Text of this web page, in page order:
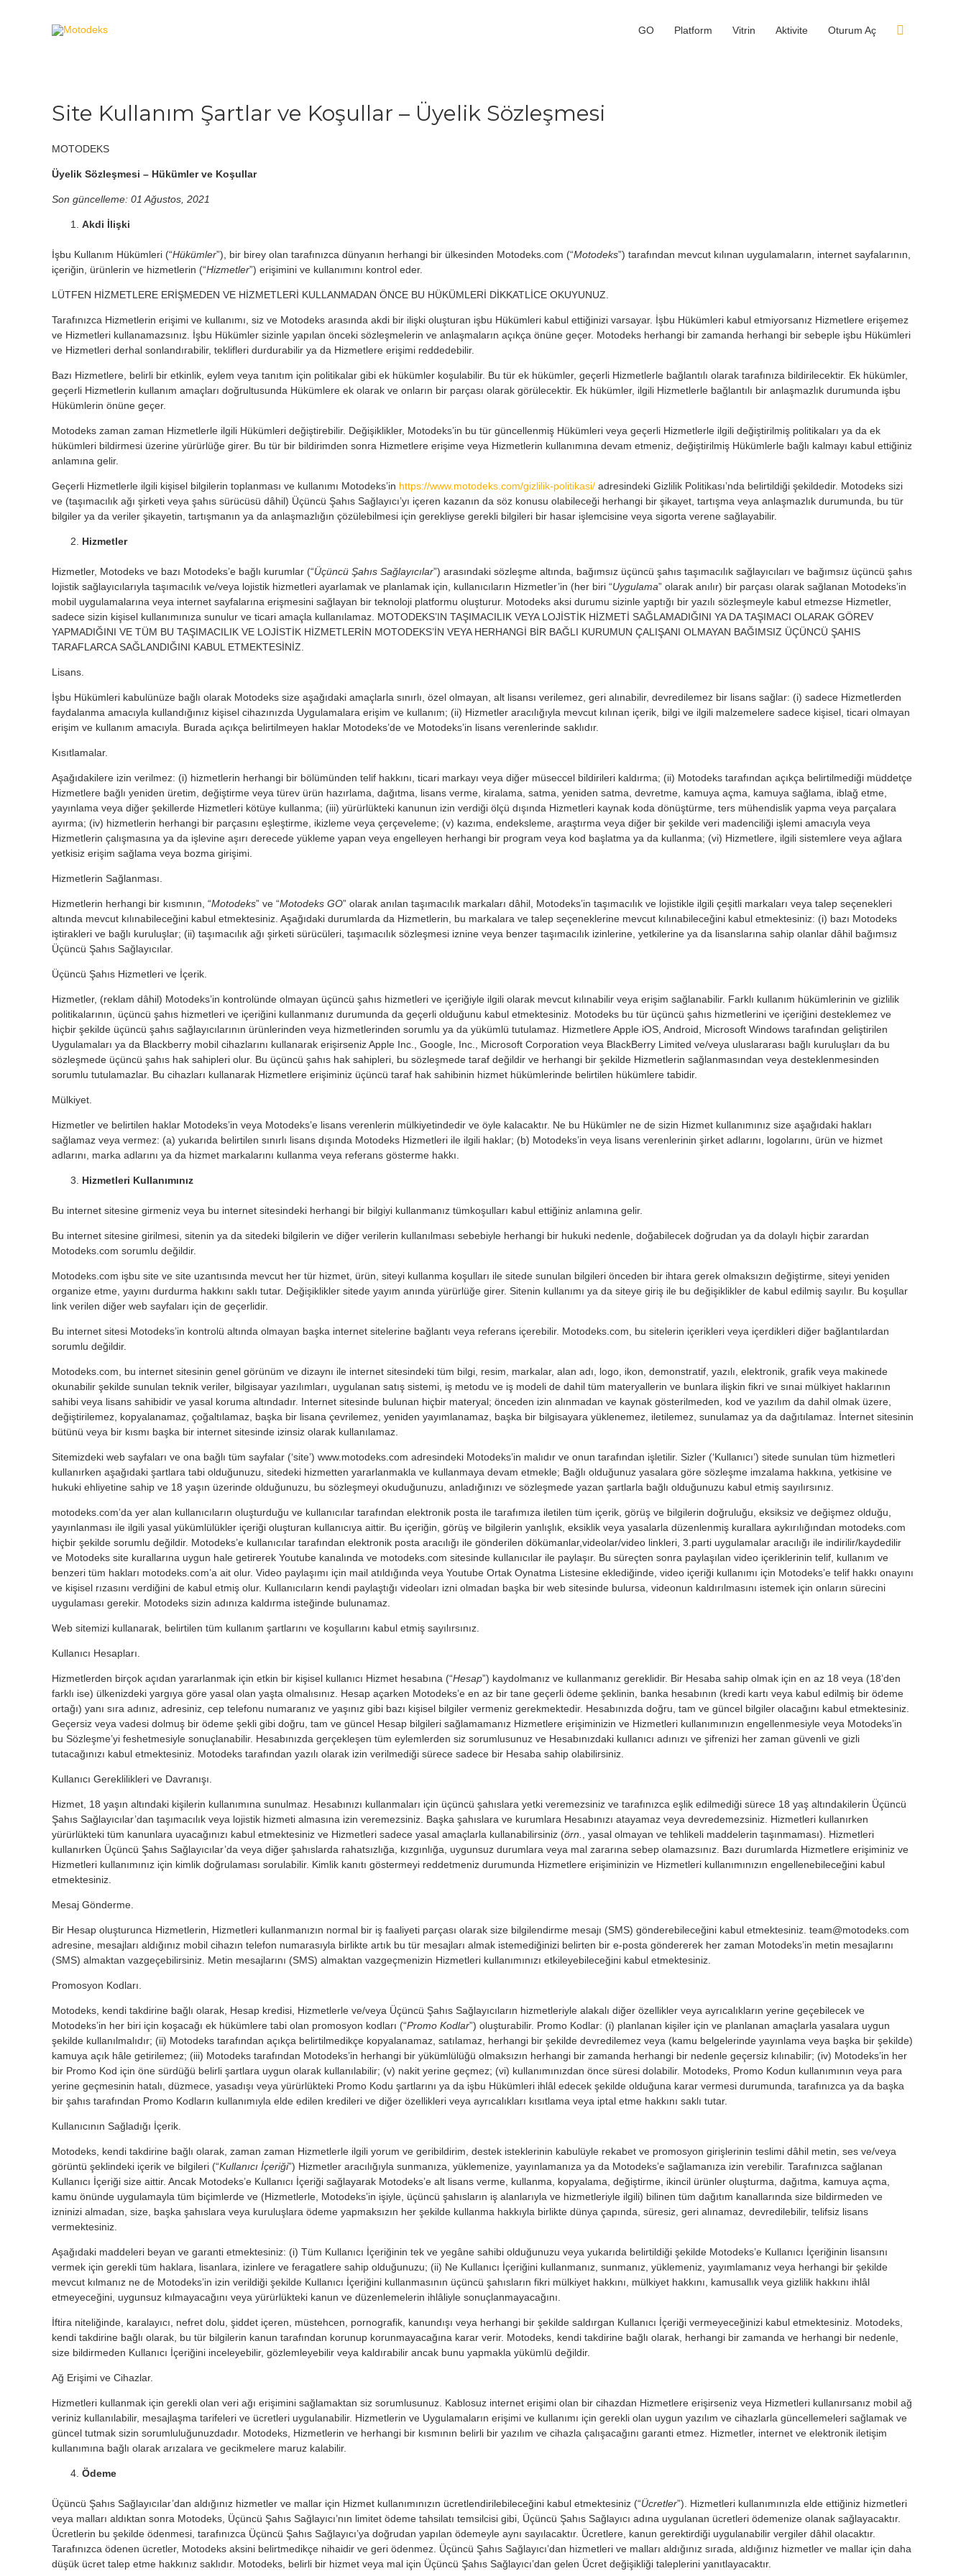
GO Platform Vitrin Aktivite Oturum Aç
Site Kullanım Şartlar ve Koşullar – Üyelik Sözleşmesi
MOTODEKS
Üyelik Sözleşmesi – Hükümler ve Koşullar
Son güncelleme: 01 Ağustos, 2021
Akdi İlişki
İşbu Kullanım Hükümleri (“Hükümler”), bir birey olan tarafınızca dünyanın herhangi bir ülkesinden Motodeks.com (“Motodeks”) tarafından mevcut kılınan uygulamaların, internet sayfalarının,
içeriğin, ürünlerin ve hizmetlerin (“Hizmetler”) erişimini ve kullanımını kontrol eder.
LÜTFEN HİZMETLERE ERİŞMEDEN VE HİZMETLERİ KULLANMADAN ÖNCE BU HÜKÜMLERİ DİKKATLİCE OKUYUNUZ.
Tarafınızca Hizmetlerin erişimi ve kullanımı, siz ve Motodeks arasında akdi bir ilişki oluşturan işbu Hükümleri kabul ettiğinizi varsayar. İşbu Hükümleri kabul etmiyorsanız Hizmetlere erişemez
ve Hizmetleri kullanamazsınız. İşbu Hükümler sizinle yapılan önceki sözleşmelerin ve anlaşmaların açıkça önüne geçer. Motodeks herhangi bir zamanda herhangi bir sebeple işbu Hükümleri
ve Hizmetleri derhal sonlandırabilir, teklifleri durdurabilir ya da Hizmetlere erişimi reddedebilir.
Bazı Hizmetlere, belirli bir etkinlik, eylem veya tanıtım için politikalar gibi ek hükümler koşulabilir. Bu tür ek hükümler, geçerli Hizmetlerle bağlantılı olarak tarafınıza bildirilecektir. Ek hükümler,
geçerli Hizmetlerin kullanım amaçları doğrultusunda Hükümlere ek olarak ve onların bir parçası olarak görülecektir. Ek hükümler, ilgili Hizmetlerle bağlantılı bir anlaşmazlık durumunda işbu
Hükümlerin önüne geçer.
Motodeks zaman zaman Hizmetlerle ilgili Hükümleri değiştirebilir. Değişiklikler, Motodeks’in bu tür güncellenmiş Hükümleri veya geçerli Hizmetlerle ilgili değiştirilmiş politikaları ya da ek
hükümleri bildirmesi üzerine yürürlüğe girer. Bu tür bir bildirimden sonra Hizmetlere erişime veya Hizmetlerin kullanımına devam etmeniz, değiştirilmiş Hükümlerle bağlı kalmayı kabul ettiğiniz
anlamına gelir.
Geçerli Hizmetlerle ilgili kişisel bilgilerin toplanması ve kullanımı Motodeks’in https://www.motodeks.com/gizlilik-politikasi/ adresindeki Gizlilik Politikası’nda belirtildiği şekildedir. Motodeks sizi
ve (taşımacılık ağı şirketi veya şahıs sürücüsü dâhil) Üçüncü Şahıs Sağlayıcı’yı içeren kazanın da söz konusu olabileceği herhangi bir şikayet, tartışma veya anlaşmazlık durumunda, bu tür
bilgiler ya da veriler şikayetin, tartışmanın ya da anlaşmazlığın çözülebilmesi için gerekliyse gerekli bilgileri bir hasar işlemcisine veya sigorta verene sağlayabilir.
Hizmetler
Hizmetler, Motodeks ve bazı Motodeks’e bağlı kurumlar (“Üçüncü Şahıs Sağlayıcılar”) arasındaki sözleşme altında, bağımsız üçüncü şahıs taşımacılık sağlayıcıları ve bağımsız üçüncü şahıs
lojistik sağlayıcılarıyla taşımacılık ve/veya lojistik hizmetleri ayarlamak ve planlamak için, kullanıcıların Hizmetler’in (her biri “Uygulama” olarak anılır) bir parçası olarak sağlanan Motodeks’in
mobil uygulamalarına veya internet sayfalarına erişmesini sağlayan bir teknoloji platformu oluşturur. Motodeks aksi durumu sizinle yaptığı bir yazılı sözleşmeyle kabul etmezse Hizmetler,
sadece sizin kişisel kullanımınıza sunulur ve ticari amaçla kullanılamaz. MOTODEKS’IN TAŞIMACILIK VEYA LOJİSTİK HİZMETİ SAĞLAMADIĞINI YA DA TAŞIMACI OLARAK GÖREV
YAPMADIĞINI VE TÜM BU TAŞIMACILIK VE LOJİSTİK HİZMETLERİN MOTODEKS’İN VEYA HERHANGİ BİR BAĞLI KURUMUN ÇALIŞANI OLMAYAN BAĞIMSIZ ÜÇÜNCÜ ŞAHIS
TARAFLARCA SAĞLANDIĞINI KABUL ETMEKTESİNİZ.
Lisans.
İşbu Hükümleri kabulünüze bağlı olarak Motodeks size aşağıdaki amaçlarla sınırlı, özel olmayan, alt lisansı verilemez, geri alınabilir, devredilemez bir lisans sağlar: (i) sadece Hizmetlerden
faydalanma amacıyla kullandığınız kişisel cihazınızda Uygulamalara erişim ve kullanım; (ii) Hizmetler aracılığıyla mevcut kılınan içerik, bilgi ve ilgili malzemelere sadece kişisel, ticari olmayan
erişim ve kullanım amacıyla. Burada açıkça belirtilmeyen haklar Motodeks’de ve Motodeks’in lisans verenlerinde saklıdır.
Kısıtlamalar.
Aşağıdakilere izin verilmez: (i) hizmetlerin herhangi bir bölümünden telif hakkını, ticari markayı veya diğer müseccel bildirileri kaldırma; (ii) Motodeks tarafından açıkça belirtilmediği müddetçe
Hizmetlere bağlı yeniden üretim, değiştirme veya türev ürün hazırlama, dağıtma, lisans verme, kiralama, satma, yeniden satma, devretme, kamuya açma, kamuya sağlama, iblağ etme,
yayınlama veya diğer şekillerde Hizmetleri kötüye kullanma; (iii) yürürlükteki kanunun izin verdiği ölçü dışında Hizmetleri kaynak koda dönüştürme, ters mühendislik yapma veya parçalara
ayırma; (iv) hizmetlerin herhangi bir parçasını eşleştirme, ikizleme veya çerçeveleme; (v) kazıma, endeksleme, araştırma veya diğer bir şekilde veri madenciliği işlemi amacıyla veya
Hizmetlerin çalışmasına ya da işlevine aşırı derecede yükleme yapan veya engelleyen herhangi bir program veya kod başlatma ya da kullanma; (vi) Hizmetlere, ilgili sistemlere veya ağlara
yetkisiz erişim sağlama veya bozma girişimi.
Hizmetlerin Sağlanması.
Hizmetlerin herhangi bir kısmının, “Motodeks” ve “Motodeks GO” olarak anılan taşımacılık markaları dâhil, Motodeks’in taşımacılık ve lojistikle ilgili çeşitli markaları veya talep seçenekleri
altında mevcut kılınabileceğini kabul etmektesiniz. Aşağıdaki durumlarda da Hizmetlerin, bu markalara ve talep seçeneklerine mevcut kılınabileceğini kabul etmektesiniz: (i) bazı Motodeks
iştirakleri ve bağlı kuruluşlar; (ii) taşımacılık ağı şirketi sürücüleri, taşımacılık sözleşmesi iznine veya benzer taşımacılık izinlerine, yetkilerine ya da lisanslarına sahip olanlar dâhil bağımsız
Üçüncü Şahıs Sağlayıcılar.
Üçüncü Şahıs Hizmetleri ve İçerik.
Hizmetler, (reklam dâhil) Motodeks’in kontrolünde olmayan üçüncü şahıs hizmetleri ve içeriğiyle ilgili olarak mevcut kılınabilir veya erişim sağlanabilir. Farklı kullanım hükümlerinin ve gizlilik
politikalarının, üçüncü şahıs hizmetleri ve içeriğini kullanmanız durumunda da geçerli olduğunu kabul etmektesiniz. Motodeks bu tür üçüncü şahıs hizmetlerini ve içeriğini desteklemez ve
hiçbir şekilde üçüncü şahıs sağlayıcılarının ürünlerinden veya hizmetlerinden sorumlu ya da yükümlü tutulamaz. Hizmetlere Apple iOS, Android, Microsoft Windows tarafından geliştirilen
Uygulamaları ya da Blackberry mobil cihazlarını kullanarak erişirseniz Apple Inc., Google, Inc., Microsoft Corporation veya BlackBerry Limited ve/veya uluslararası bağlı kuruluşları da bu
sözleşmede üçüncü şahıs hak sahipleri olur. Bu üçüncü şahıs hak sahipleri, bu sözleşmede taraf değildir ve herhangi bir şekilde Hizmetlerin sağlanmasından veya desteklenmesinden
sorumlu tutulamazlar. Bu cihazları kullanarak Hizmetlere erişiminiz üçüncü taraf hak sahibinin hizmet hükümlerinde belirtilen hükümlere tabidir.
Mülkiyet.
Hizmetler ve belirtilen haklar Motodeks’in veya Motodeks’e lisans verenlerin mülkiyetindedir ve öyle kalacaktır. Ne bu Hükümler ne de sizin Hizmet kullanımınız size aşağıdaki hakları
sağlamaz veya vermez: (a) yukarıda belirtilen sınırlı lisans dışında Motodeks Hizmetleri ile ilgili haklar; (b) Motodeks’in veya lisans verenlerinin şirket adlarını, logolarını, ürün ve hizmet
adlarını, marka adlarını ya da hizmet markalarını kullanma veya referans gösterme hakkı.
Hizmetleri Kullanımınız
Bu internet sitesine girmeniz veya bu internet sitesindeki herhangi bir bilgiyi kullanmanız tümkoşulları kabul ettiğiniz anlamına gelir.
Bu internet sitesine girilmesi, sitenin ya da sitedeki bilgilerin ve diğer verilerin kullanılması sebebiyle herhangi bir hukuki nedenle, doğabilecek doğrudan ya da dolaylı hiçbir zarardan
Motodeks.com sorumlu değildir.
Motodeks.com işbu site ve site uzantısında mevcut her tür hizmet, ürün, siteyi kullanma koşulları ile sitede sunulan bilgileri önceden bir ihtara gerek olmaksızın değiştirme, siteyi yeniden
organize etme, yayını durdurma hakkını saklı tutar. Değişiklikler sitede yayım anında yürürlüğe girer. Sitenin kullanımı ya da siteye giriş ile bu değişiklikler de kabul edilmiş sayılır. Bu koşullar
link verilen diğer web sayfaları için de geçerlidir.
Bu internet sitesi Motodeks’in kontrolü altında olmayan başka internet sitelerine bağlantı veya referans içerebilir. Motodeks.com, bu sitelerin içerikleri veya içerdikleri diğer bağlantılardan
sorumlu değildir.
Motodeks.com, bu internet sitesinin genel görünüm ve dizaynı ile internet sitesindeki tüm bilgi, resim, markalar, alan adı, logo, ikon, demonstratif, yazılı, elektronik, grafik veya makinede
okunabilir şekilde sunulan teknik veriler, bilgisayar yazılımları, uygulanan satış sistemi, iş metodu ve iş modeli de dahil tüm materyallerin ve bunlara ilişkin fikri ve sınai mülkiyet haklarının
sahibi veya lisans sahibidir ve yasal koruma altındadır. Internet sitesinde bulunan hiçbir materyal; önceden izin alınmadan ve kaynak gösterilmeden, kod ve yazılım da dahil olmak üzere,
değiştirilemez, kopyalanamaz, çoğaltılamaz, başka bir lisana çevrilemez, yeniden yayımlanamaz, başka bir bilgisayara yüklenemez, iletilemez, sunulamaz ya da dağıtılamaz. İnternet sitesinin
bütünü veya bir kısmı başka bir internet sitesinde izinsiz olarak kullanılamaz.
Sitemizdeki web sayfaları ve ona bağlı tüm sayfalar (‘site’) www.motodeks.com adresindeki Motodeks’in malıdır ve onun tarafından işletilir. Sizler (‘Kullanıcı’) sitede sunulan tüm hizmetleri
kullanırken aşağıdaki şartlara tabi olduğunuzu, sitedeki hizmetten yararlanmakla ve kullanmaya devam etmekle; Bağlı olduğunuz yasalara göre sözleşme imzalama hakkına, yetkisine ve
hukuki ehliyetine sahip ve 18 yaşın üzerinde olduğunuzu, bu sözleşmeyi okuduğunuzu, anladığınızı ve sözleşmede yazan şartlarla bağlı olduğunuzu kabul etmiş sayılırsınız.
motodeks.com’da yer alan kullanıcıların oluşturduğu ve kullanıcılar tarafından elektronik posta ile tarafımıza iletilen tüm içerik, görüş ve bilgilerin doğruluğu, eksiksiz ve değişmez olduğu,
yayınlanması ile ilgili yasal yükümlülükler içeriği oluşturan kullanıcıya aittir. Bu içeriğin, görüş ve bilgilerin yanlışlık, eksiklik veya yasalarla düzenlenmiş kurallara aykırılığından motodeks.com
hiçbir şekilde sorumlu değildir. Motodeks’e kullanıcılar tarafından elektronik posta aracılığı ile gönderilen dökümanlar,videolar/video linkleri, 3.parti uygulamalar aracılığı ile indirilir/kaydedilir
ve Motodeks site kurallarına uygun hale getirerek Youtube kanalında ve motodeks.com sitesinde kullanıcılar ile paylaşır. Bu süreçten sonra paylaşılan video içeriklerinin telif, kullanım ve
benzeri tüm hakları motodeks.com’a ait olur. Video paylaşımı için mail atıldığında veya Youtube Ortak Oynatma Listesine eklediğinde, video içeriği kullanımı için Motodeks’e telif hakkı onayını
ve kişisel rızasını verdiğini de kabul etmiş olur. Kullanıcıların kendi paylaştığı videoları izni olmadan başka bir web sitesinde bulursa, videonun kaldırılmasını istemek için onların sürecini
uygulaması gerekir. Motodeks sizin adınıza kaldırma isteğinde bulunamaz.
Web sitemizi kullanarak, belirtilen tüm kullanım şartlarını ve koşullarını kabul etmiş sayılırsınız.
Kullanıcı Hesapları.
Hizmetlerden birçok açıdan yararlanmak için etkin bir kişisel kullanıcı Hizmet hesabına (“Hesap”) kaydolmanız ve kullanmanız gereklidir. Bir Hesaba sahip olmak için en az 18 veya (18’den
farklı ise) ülkenizdeki yargıya göre yasal olan yaşta olmalısınız. Hesap açarken Motodeks’e en az bir tane geçerli ödeme şeklinin, banka hesabının (kredi kartı veya kabul edilmiş bir ödeme
ortağı) yanı sıra adınız, adresiniz, cep telefonu numaranız ve yaşınız gibi bazı kişisel bilgiler vermeniz gerekmektedir. Hesabınızda doğru, tam ve güncel bilgiler olacağını kabul etmektesiniz.
Geçersiz veya vadesi dolmuş bir ödeme şekli gibi doğru, tam ve güncel Hesap bilgileri sağlamamanız Hizmetlere erişiminizin ve Hizmetleri kullanımınızın engellenmesiyle veya Motodeks’in
bu Sözleşme’yi feshetmesiyle sonuçlanabilir. Hesabınızda gerçekleşen tüm eylemlerden siz sorumlusunuz ve Hesabınızdaki kullanıcı adınızı ve şifrenizi her zaman güvenli ve gizli
tutacağınızı kabul etmektesiniz. Motodeks tarafından yazılı olarak izin verilmediği sürece sadece bir Hesaba sahip olabilirsiniz.
Kullanıcı Gereklilikleri ve Davranışı.
Hizmet, 18 yaşın altındaki kişilerin kullanımına sunulmaz. Hesabınızı kullanmaları için üçüncü şahıslara yetki veremezsiniz ve tarafınızca eşlik edilmediği sürece 18 yaş altındakilerin Üçüncü
Şahıs Sağlayıcılar’dan taşımacılık veya lojistik hizmeti almasına izin veremezsiniz. Başka şahıslara ve kurumlara Hesabınızı atayamaz veya devredemezsiniz. Hizmetleri kullanırken
yürürlükteki tüm kanunlara uyacağınızı kabul etmektesiniz ve Hizmetleri sadece yasal amaçlarla kullanabilirsiniz (örn.
, yasal olmayan ve tehlikeli maddelerin taşınmaması). Hizmetleri
kullanırken Üçüncü Şahıs Sağlayıcılar’da veya diğer şahıslarda rahatsızlığa, kızgınlığa, uygunsuz durumlara veya mal zararına sebep olamazsınız. Bazı durumlarda Hizmetlere erişiminiz ve
Hizmetleri kullanımınız için kimlik doğrulaması sorulabilir. Kimlik kanıtı göstermeyi reddetmeniz durumunda Hizmetlere erişiminizin ve Hizmetleri kullanımınızın engellenebileceğini kabul
etmektesiniz.
Mesaj Gönderme.
Bir Hesap oluşturunca Hizmetlerin, Hizmetleri kullanmanızın normal bir iş faaliyeti parçası olarak size bilgilendirme mesajı (SMS) gönderebileceğini kabul etmektesiniz. team@motodeks.com
adresine, mesajları aldığınız mobil cihazın telefon numarasıyla birlikte artık bu tür mesajları almak istemediğinizi belirten bir e-posta göndererek her zaman Motodeks’in metin mesajlarını
(SMS) almaktan vazgeçebilirsiniz. Metin mesajlarını (SMS) almaktan vazgeçmenizin Hizmetleri kullanımınızı etkileyebileceğini kabul etmektesiniz.
Promosyon Kodları.
Motodeks, kendi takdirine bağlı olarak, Hesap kredisi, Hizmetlerle ve/veya Üçüncü Şahıs Sağlayıcıların hizmetleriyle alakalı diğer özellikler veya ayrıcalıkların yerine geçebilecek ve
Motodeks’in her biri için koşacağı ek hükümlere tabi olan promosyon kodları (“Promo Kodlar”) oluşturabilir. Promo Kodlar: (i) planlanan kişiler için ve planlanan amaçlarla yasalara uygun
şekilde kullanılmalıdır; (ii) Motodeks tarafından açıkça belirtilmedikçe kopyalanamaz, satılamaz, herhangi bir şekilde devredilemez veya (kamu belgelerinde yayınlama veya başka bir şekilde)
kamuya açık hâle getirilemez; (iii) Motodeks tarafından Motodeks’in herhangi bir yükümlülüğü olmaksızın herhangi bir zamanda herhangi bir nedenle geçersiz kılınabilir; (iv) Motodeks’in her
bir Promo Kod için öne sürdüğü belirli şartlara uygun olarak kullanılabilir; (v) nakit yerine geçmez; (vi) kullanımınızdan önce süresi dolabilir. Motodeks, Promo Kodun kullanımının veya para
yerine geçmesinin hatalı, düzmece, yasadışı veya yürürlükteki Promo Kodu şartlarını ya da işbu Hükümleri ihlâl edecek şekilde olduğuna karar vermesi durumunda, tarafınızca ya da başka
bir şahıs tarafından Promo Kodların kullanımıyla elde edilen kredileri ve diğer özellikleri veya ayrıcalıkları kısıtlama veya iptal etme hakkını saklı tutar.
Kullanıcının Sağladığı İçerik.
Motodeks, kendi takdirine bağlı olarak, zaman zaman Hizmetlerle ilgili yorum ve geribildirim, destek isteklerinin kabulüyle rekabet ve promosyon girişlerinin teslimi dâhil metin, ses ve/veya
görüntü şeklindeki içerik ve bilgileri (“Kullanıcı İçeriği”) Hizmetler aracılığıyla sunmanıza, yüklemenize, yayınlamanıza ya da Motodeks’e sağlamanıza izin verebilir. Tarafınızca sağlanan
Kullanıcı İçeriği size aittir. Ancak Motodeks’e Kullanıcı İçeriği sağlayarak Motodeks’e alt lisans verme, kullanma, kopyalama, değiştirme, ikincil ürünler oluşturma, dağıtma, kamuya açma,
kamu önünde uygulamayla tüm biçimlerde ve (Hizmetlerle, Motodeks’in işiyle, üçüncü şahısların iş alanlarıyla ve hizmetleriyle ilgili) bilinen tüm dağıtım kanallarında size bildirmeden ve
izninizi almadan, size, başka şahıslara veya kuruluşlara ödeme yapmaksızın her şekilde kullanma hakkıyla birlikte dünya çapında, süresiz, geri alınamaz, devredilebilir, telifsiz lisans
vermektesiniz.
Aşağıdaki maddeleri beyan ve garanti etmektesiniz: (i) Tüm Kullanıcı İçeriğinin tek ve yegâne sahibi olduğunuzu veya yukarıda belirtildiği şekilde Motodeks’e Kullanıcı İçeriğinin lisansını
vermek için gerekli tüm haklara, lisanlara, izinlere ve feragatlere sahip olduğunuzu; (ii) Ne Kullanıcı İçeriğini kullanmanız, sunmanız, yüklemeniz, yayımlamanız veya herhangi bir şekilde
mevcut kılmanız ne de Motodeks’in izin verildiği şekilde Kullanıcı İçeriğini kullanmasının üçüncü şahısların fikri mülkiyet hakkını, mülkiyet hakkını, kamusallık veya gizlilik hakkını ihlâl
etmeyeceğini, uygunsuz kılmayacağını veya yürürlükteki kanun ve düzenlemelerin ihlâliyle sonuçlanmayacağını.
İftira niteliğinde, karalayıcı, nefret dolu, şiddet içeren, müstehcen, pornografik, kanundışı veya herhangi bir şekilde saldırgan Kullanıcı İçeriği vermeyeceğinizi kabul etmektesiniz. Motodeks,
kendi takdirine bağlı olarak, bu tür bilgilerin kanun tarafından korunup korunmayacağına karar verir. Motodeks, kendi takdirine bağlı olarak, herhangi bir zamanda ve herhangi bir nedenle,
size bildirmeden Kullanıcı İçeriğini inceleyebilir, gözlemleyebilir veya kaldırabilir ancak bunu yapmakla yükümlü değildir.
Ağ Erişimi ve Cihazlar.
Hizmetleri kullanmak için gerekli olan veri ağı erişimini sağlamaktan siz sorumlusunuz. Kablosuz internet erişimi olan bir cihazdan Hizmetlere erişirseniz veya Hizmetleri kullanırsanız mobil ağ
veriniz kullanılabilir, mesajlaşma tarifeleri ve ücretleri uygulanabilir. Hizmetlerin ve Uygulamaların erişimi ve kullanımı için gerekli olan uygun yazılım ve cihazlarla güncellemeleri sağlamak ve
güncel tutmak sizin sorumluluğunuzdadır. Motodeks, Hizmetlerin ve herhangi bir kısmının belirli bir yazılım ve cihazla çalışacağını garanti etmez. Hizmetler, internet ve elektronik iletişim
kullanımına bağlı olarak arızalara ve gecikmelere maruz kalabilir.
Ödeme
Üçüncü Şahıs Sağlayıcılar’dan aldığınız hizmetler ve mallar için Hizmet kullanımınızın ücretlendirilebileceğini kabul etmektesiniz (“Ücretler”). Hizmetleri kullanımınızla elde ettiğiniz hizmetleri
veya malları aldıktan sonra Motodeks, Üçüncü Şahıs Sağlayıcı’nın limitet ödeme tahsilatı temsilcisi gibi, Üçüncü Şahıs Sağlayıcı adına uygulanan ücretleri ödemenize olanak sağlayacaktır.
Ücretlerin bu şekilde ödenmesi, tarafınızca Üçüncü Şahıs Sağlayıcı’ya doğrudan yapılan ödemeyle aynı sayılacaktır. Ücretlere, kanun gerektirdiği uygulanabilir vergiler dâhil olacaktır.
Tarafınızca ödenen ücretler, Motodeks aksini belirtmedikçe nihaidir ve geri ödenmez. Üçüncü Şahıs Sağlayıcı’dan hizmetleri ve malları aldığınız sırada, aldığınız hizmetler ve mallar için daha
düşük ücret talep etme hakkınız saklıdır. Motodeks, belirli bir hizmet veya mal için Üçüncü Şahıs Sağlayıcı’dan gelen Ücret değişikliği taleplerini yanıtlayacaktır.